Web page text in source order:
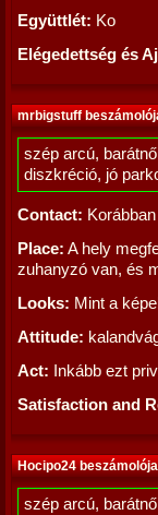
Együttlét: Ko
Elégedettség és
mrbigstuff
szép arcú,
diszkréció, jó
Contact:
Place: A hely
zuhanyzó van, és
Looks: Mint a
Attitude:
Act: Inkább ezt
Satisfaction and
Hocipo24 beszámolója
szép arcú,